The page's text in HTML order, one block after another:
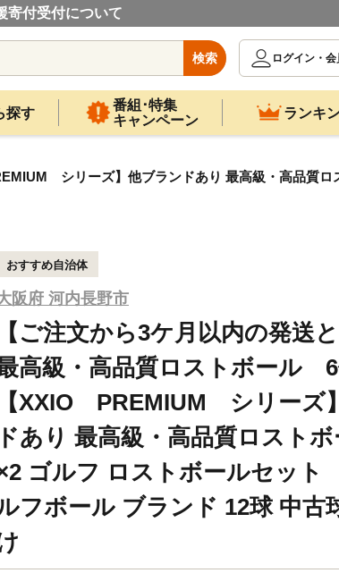
寄付受付について
検索
ログイン・
探す
番組･特集
キャンペーン
ランキ
シリーズ】他ブランドあり 最高級・高品質
おすすめ自治体
阪府 河内長野市
【ご注文から3ケ月以内の発送
高級・高品質ロストボール
【XXIO PREMIUM シリーズ
ドあり 最高級・高品質ロスト
ゴルフ ロストボールセット
フボール ブランド 12球 中古